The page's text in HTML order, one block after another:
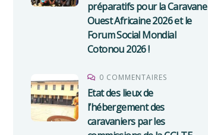
préparatifs pour la Caravane
Ouest Africaine 2026 et le
Forum Social Mondial
Cotonou 2026 !
0 COMMENTAIRES
Etat des lieux de
l’hébergement des
caravaniers par les